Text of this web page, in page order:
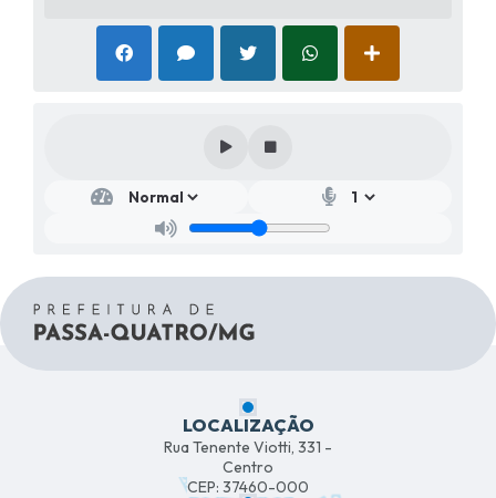
LOCALIZAÇÃO
Rua Tenente Viotti, 331 -
Centro
CEP: 37460-000